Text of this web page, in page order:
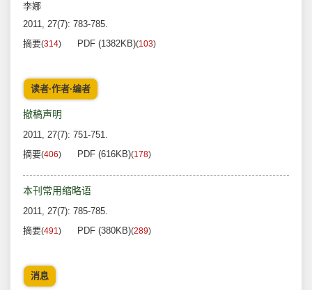
李娜
2011, 27(7): 783-785.
摘要(314) PDF (1382KB)(103)
读者·作者·编者
撤稿声明
2011, 27(7): 751-751.
摘要(406) PDF (616KB)(178)
本刊常用缩略语
2011, 27(7): 785-785.
摘要(491) PDF (380KB)(289)
消息